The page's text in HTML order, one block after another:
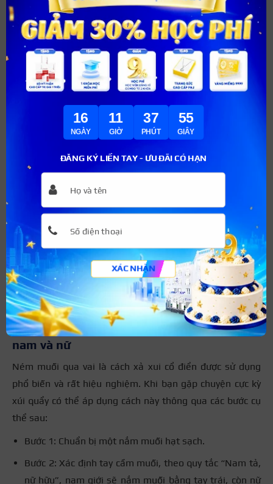
Mục đích của việc rải muối trước cửa nhà là để hoá giải
vận xui, không may mắn và thu hút tài lộc, tiền tài cho
gia đình.
Vậy nên, nếu cảm thấy thời gian gần đây có những dấu
hiệu không tốt, thường xuyên gặp xui và mệt mỏi trong
Rắc muối trước cửa nhà để giải xui
Xả xui bằng cách ném muối qua vai cho
nam và nữ
Ném muối qua vai là cách xả xui cổ điển được sử dụng
phổ biến và rất hiệu nghiệm. Khi bạn gặp chuyện cực kỳ
xúi quẩy có thể áp dụng cách này thông qua các bước cụ
thể sau:
Bước 1: Chuẩn bị một nắm muối hạt sạch.
Bước 2: Xác định tay cầm muối, theo quy tắc “Nam tả,
nữ hữu”, nam giới sẽ nắm muối bằng tay trái, còn nữ
ĐĂNG KÝ LIỀN TAY - ƯU ĐÃI CÓ HẠN
16
NGÀY
11
GIỜ
37
PHÚT
54
GIÂY
XÁC NHẬN